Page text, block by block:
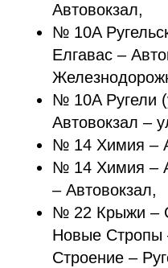
Автовокзал,
№ 10A
Елгавас –
№ 10A Ругели
Автовокзал –
№ 14 Химия –
№ 14 Химия –
– Автовокзал,
№ 22 Крыжи –
Новые Стропы
Строение –